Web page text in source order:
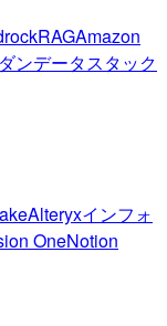
RAGAmazon
ンデータスタック
Alteryxインフォ
OneNotion